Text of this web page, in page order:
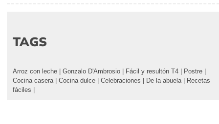
TAGS
Arroz con leche Gonzalo D'Ambrosio Fácil y resultón T4 Postre
Cocina casera
Cocina dulce Celebraciones De la abuela
Recetas
fáciles